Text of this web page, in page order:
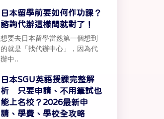
日本留學前要如何作功課？
諮詢代辦這樣問就對了！
想要去日本留學當然第一個想到
的就是「找代辦中心」，因為代
辦中..
日本SGU英語授課完整解
析 只要申請、不用筆試也
能上名校？2026最新申
請、學費、學校全攻略